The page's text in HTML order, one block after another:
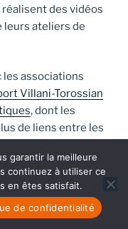
réalisent des vidéos
leurs ateliers de
les associations
Villani-Torossian
, dont les
de liens entre les
la notion de plaisir
actuellement
pour mettre
par le rapport.
garantir la meilleure
continuez à utiliser ce
en êtes satisfait.
de confidentialité